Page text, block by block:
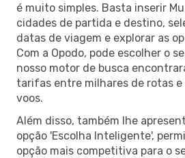
é muito simples. Basta inserir
cidades de partida e destino,
datas de viagem e explorar as
Com a Opodo, pode escolher o
nosso motor de busca
tarifas entre milhares de rotas e
voos.
Além disso, também lhe
opção 'Escolha Inteligente',
opção mais competitiva para o